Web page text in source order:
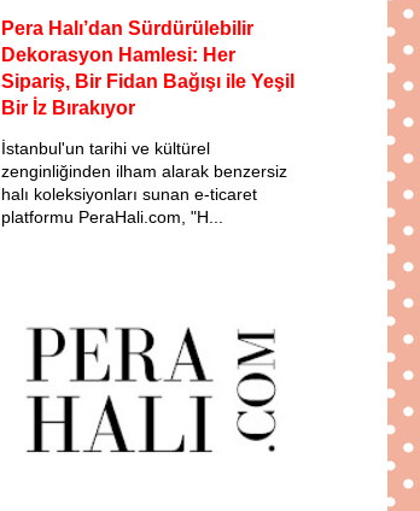
Pera Halı’dan Sürdürülebilir
Dekorasyon Hamlesi: Her
Sipariş, Bir Fidan Bağışı ile Yeşil
Bir İz Bırakıyor
İstanbul'un tarihi ve kültürel
zenginliğinden ilham alarak benzersiz
halı koleksiyonları sunan e-ticaret
platformu PeraHali.com, "H...